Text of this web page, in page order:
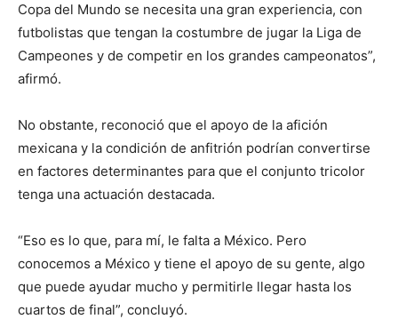
Copa del Mundo se necesita una gran experiencia, con
futbolistas que tengan la costumbre de jugar la Liga de
Campeones y de competir en los grandes campeonatos”,
afirmó.
No obstante, reconoció que el apoyo de la afición
mexicana y la condición de anfitrión podrían convertirse
en factores determinantes para que el conjunto tricolor
tenga una actuación destacada.
“Eso es lo que, para mí, le falta a México. Pero
conocemos a México y tiene el apoyo de su gente, algo
que puede ayudar mucho y permitirle llegar hasta los
cuartos de final”, concluyó.